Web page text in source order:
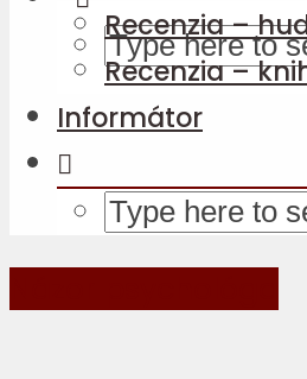
Recenzia –
Recenzia –
Informátor